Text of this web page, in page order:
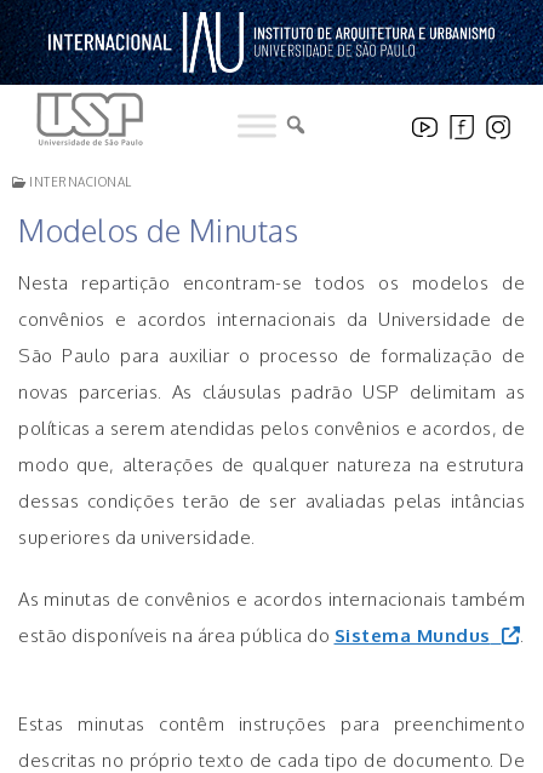
Pular
para
o
conteúdo
INTERNACIONAL
Modelos de Minutas
Nesta repartição encontram-se todos os modelos de
convênios e acordos internacionais da Universidade de
São Paulo para auxiliar o processo de formalização de
novas parcerias. As cláusulas padrão USP delimitam as
políticas a serem atendidas pelos convênios e acordos, de
modo que, alterações de qualquer natureza na estrutura
dessas condições terão de ser avaliadas pelas intâncias
superiores da universidade.
As minutas de convênios e acordos internacionais também
estão disponíveis na área pública do Sistema Mundus .
Estas minutas contêm instruções para preenchimento
descritas no próprio texto de cada tipo de documento. De